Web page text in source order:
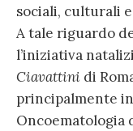
sociali, culturali
A tale riguardo
l’iniziativa
Ciavattini di
principalmente
Oncoematologia